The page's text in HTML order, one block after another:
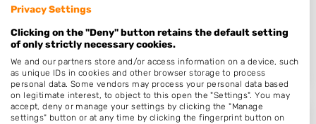
4822VG Breda
Op 15,00 km afstand
Privacy Settings
Clicking on the "Deny" button retains the default setting
of only strictly necessary cookies.
We and our partners store and/or access information on a device, such
as unique IDs in cookies and other browser storage to process
personal data. Some vendors may process your personal data based
on legitimate interest, to object to this open the "Settings". You may
accept, deny or manage your settings by clicking the "Manage
settings" button or at any time by clicking the fingerprint button on